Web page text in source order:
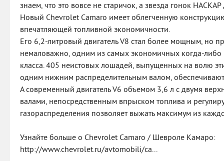
знаем, что это вовсе не старичок, а звезда гонок
Новый Chevrolet Camaro имеет облегченную
впечатляющей топливной экономичности.
Его 6,2-литровый двигатель V8 стал более мощным, но
немаловажно, одним из самых экономичных когда-либо
класса. 405 неистовых лошадей, выпущенных на волю
одним нижним распределительным валом,
А современный двигатель V6 объемом 3,6 л с двумя
валами, непосредственным впрыском топлива и
газораспределения позволяет выжать максимум из
Узнайте больше о Chevrolet Camaro / Шевроле Камаро:
http://www.chevrolet.ru/avtomobili/ca...